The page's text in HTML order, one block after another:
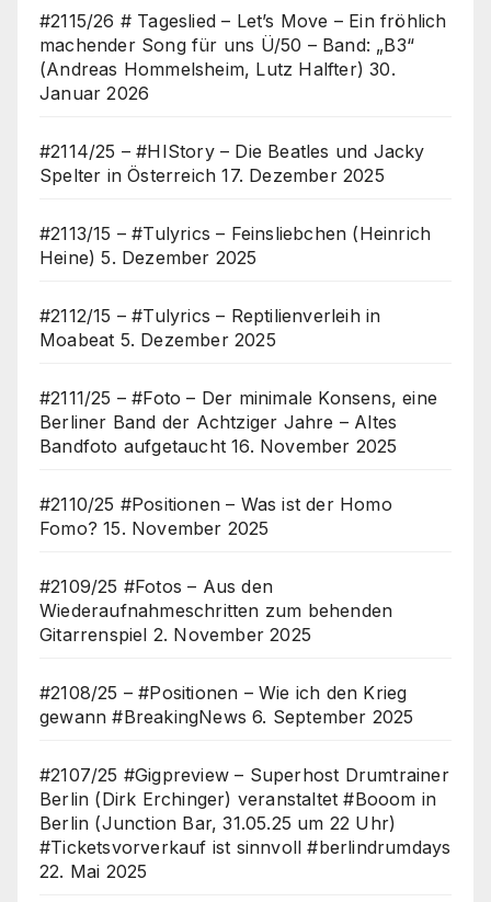
#2115/26 # Tageslied – Let’s Move – Ein fröhlich
machender Song für uns Ü/50 – Band: „B3“
(Andreas Hommelsheim, Lutz Halfter) 30.
Januar 2026
#2114/25 – #HIStory – Die Beatles und Jacky
Spelter in Österreich 17. Dezember 2025
#2113/15 – #Tulyrics – Feinsliebchen (Heinrich
Heine) 5. Dezember 2025
#2112/15 – #Tulyrics – Reptilienverleih in
Moabeat 5. Dezember 2025
#2111/25 – #Foto – Der minimale Konsens, eine
Berliner Band der Achtziger Jahre – Altes
Bandfoto aufgetaucht 16. November 2025
#2110/25 #Positionen – Was ist der Homo
Fomo? 15. November 2025
#2109/25 #Fotos – Aus den
Wiederaufnahmeschritten zum behenden
Gitarrenspiel 2. November 2025
#2108/25 – #Positionen – Wie ich den Krieg
gewann #BreakingNews 6. September 2025
#2107/25 #Gigpreview – Superhost Drumtrainer
Berlin (Dirk Erchinger) veranstaltet #Booom in
Berlin (Junction Bar, 31.05.25 um 22 Uhr)
#Ticketsvorverkauf ist sinnvoll #berlindrumdays
22. Mai 2025